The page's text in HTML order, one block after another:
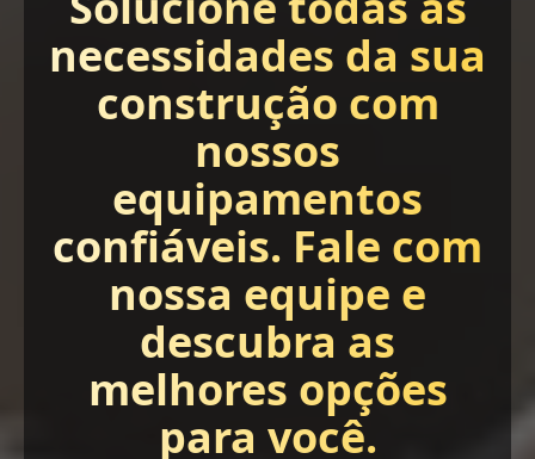
necessidades da sua
construção com
nossos
equipamentos
confiáveis. Fale com
nossa equipe e
descubra as
melhores opções
para você.